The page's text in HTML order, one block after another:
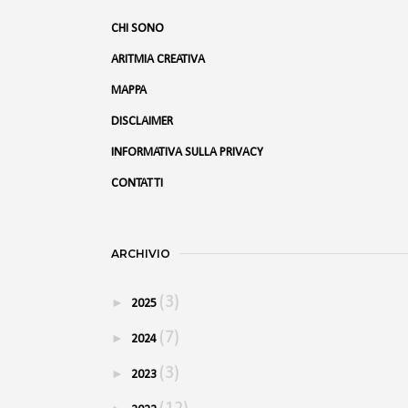
CHI SONO
ARITMIA CREATIVA
MAPPA
DISCLAIMER
INFORMATIVA SULLA PRIVACY
CONTATTI
ARCHIVIO
► 2025 (3)
► 2024 (7)
► 2023 (3)